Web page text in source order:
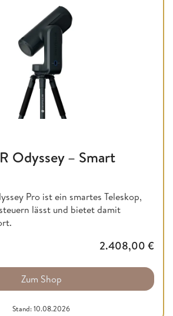
Odyssey – Smart
Pro ist ein smartes Teleskop,
lässt und bietet damit
2.408,00 €
Zum Shop
Stand: 10.08.2026